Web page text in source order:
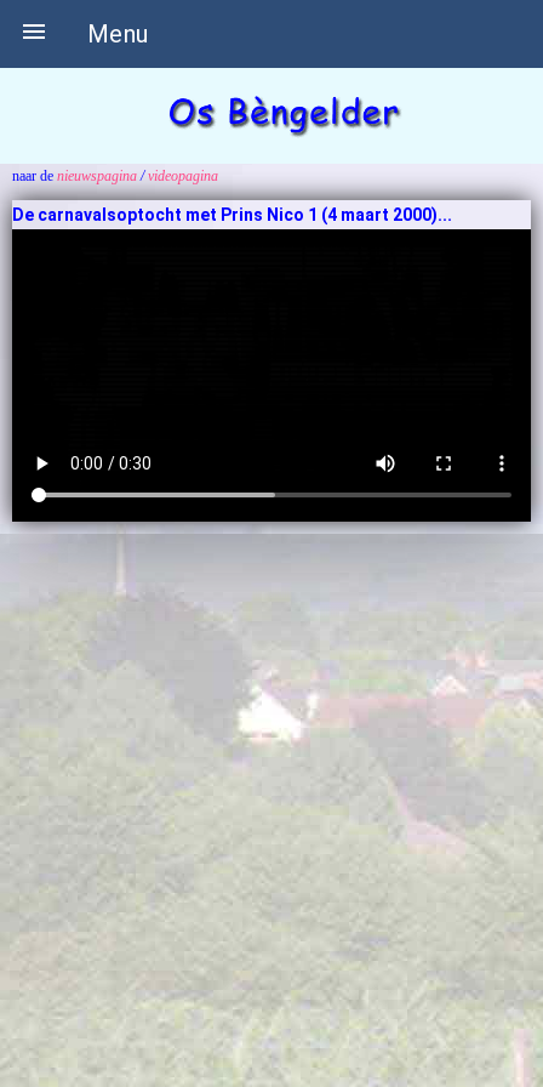
Menu

naar de nieuwspagina/videopagina
De carnavalsoptocht met Prins Nico 1 (4 maart 2000)...